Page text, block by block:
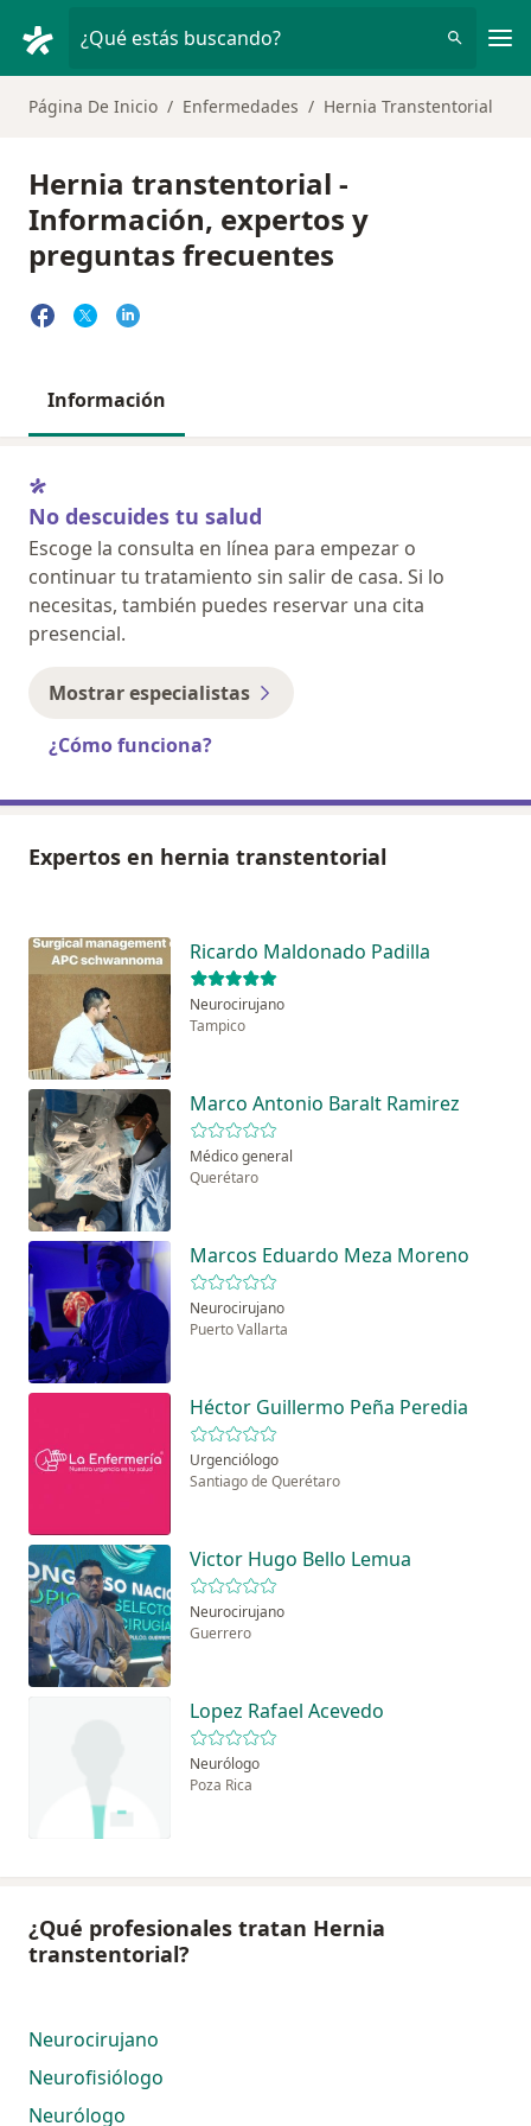
¿Qué estás buscando?
Página De Inicio Enfermedades Hernia Transtentorial
Hernia transtentorial -
Información, expertos y
preguntas frecuentes
Información
No descuides tu salud
Escoge la consulta en línea para empezar o
continuar tu tratamiento sin salir de casa. Si lo
necesitas, también puedes reservar una cita
presencial.
Mostrar especialistas
¿Cómo funciona?
Expertos en hernia transtentorial
Ricardo Maldonado Padilla
Neurocirujano
Tampico
Marco Antonio Baralt Ramirez
Médico general
Querétaro
Marcos Eduardo Meza Moreno
Neurocirujano
Puerto Vallarta
Héctor Guillermo Peña Peredia
Urgenciólogo
Santiago de Querétaro
Victor Hugo Bello Lemua
Neurocirujano
Guerrero
Lopez Rafael Acevedo
Neurólogo
Poza Rica
¿Qué profesionales tratan Hernia
transtentorial?
Neurocirujano
Neurofisiólogo
Neurólogo